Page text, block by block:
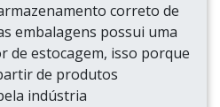
correto de
embalagens possui uma
de estocagem, isso porque
de produtos
indústria